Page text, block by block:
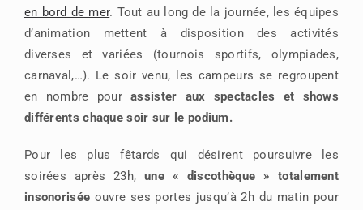
en bord de mer. Tout au long de la journée, les équipes
d’animation mettent à disposition des activités
diverses et variées (tournois sportifs, olympiades,
carnaval,…). Le soir venu, les campeurs se regroupent
en nombre pourassister aux spectacles et shows
différents chaque soir sur le podium.
Pour les plus fêtards qui désirent poursuivre les
soirées après 23h,une « discothèque » totalement
insonorisée ouvre ses portes jusqu’à 2h du matin pour